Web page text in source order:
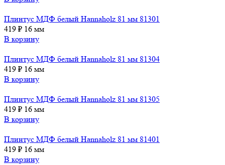
Плинтус МДФ белый Hannaholz 81 мм 81301
419 ₽ 16 мм
В корзину
Плинтус МДФ белый Hannaholz 81 мм 81304
419 ₽ 16 мм
В корзину
Плинтус МДФ белый Hannaholz 81 мм 81305
419 ₽ 16 мм
В корзину
Плинтус МДФ белый Hannaholz 81 мм 81401
419 ₽ 16 мм
В корзину